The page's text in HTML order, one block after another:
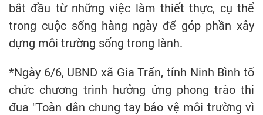
bắt đầu từ những việc làm thiết thực, cụ thể
trong cuộc sống hàng ngày để góp phần xây
dựng môi trường sống trong lành.
*Ngày 6/6, UBND xã Gia Trấn, tỉnh Ninh Bình tổ
chức chương trình hưởng ứng phong trào thi
đua "Toàn dân chung tay bảo vệ môi trường vì